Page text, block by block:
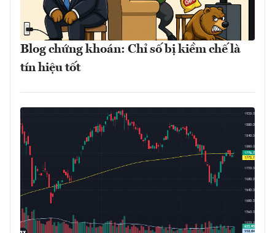
Blog chứng khoán: Chỉ số bị kiềm chế là
tín hiệu tốt